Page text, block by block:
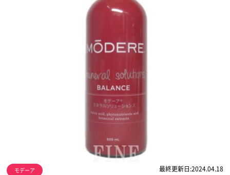
モデーア 最終更新日:2024.04.18